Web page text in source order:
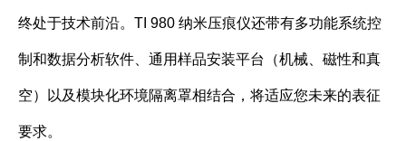
终处于技术前沿。TI 980 纳米压痕仪还带有多功能系统控
制和数据分析软件、通用样品安装平台（机械、磁性和真
空）以及模块化环境隔离罩相结合，将适应您未来的表征
要求。